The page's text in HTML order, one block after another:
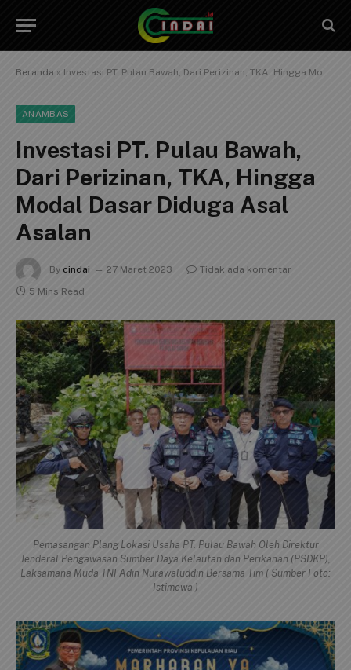
Beranda » Investasi PT. Pulau Bawah, Dari Perizinan, TKA, Hingga Modal Dasar Diduga Asal Asalan
ANAMBAS
Investasi PT. Pulau Bawah,
Dari Perizinan, TKA, Hingga
Modal Dasar Diduga Asal
Asalan
By cindai 27 Maret 2023
Tidak ada komentar
5 Mins Read
Pemasangan Plang Lokasi Usaha PT. Pulau Bawah Oleh Direktur
Jenderal Pengawasan Sumber Daya Kelautan dan Perikanan (PSDKP),
Laksamana Muda TNI Adin Nurawaluddin Bersama Tim ( Sumber Foto:
Istimewa )